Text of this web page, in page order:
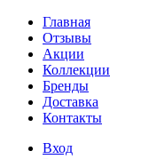
Главная
Отзывы
Акции
Коллекции
Бренды
Доставка
Контакты
Вход